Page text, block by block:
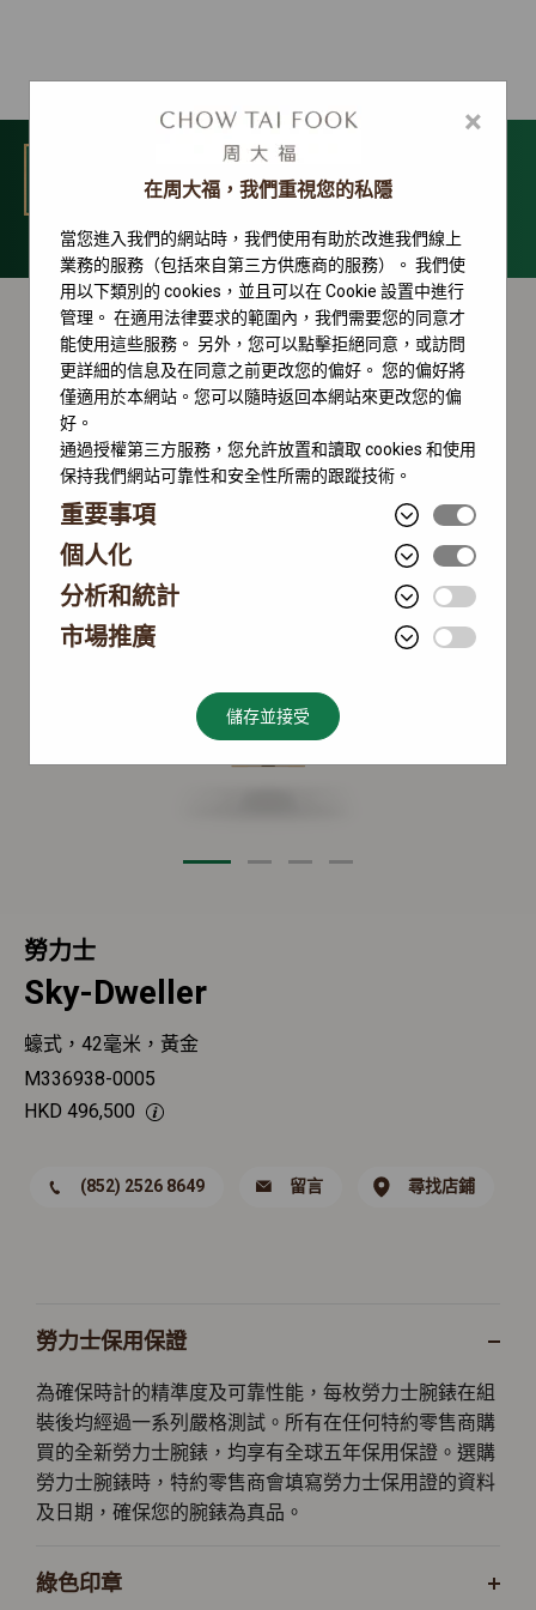
選單
Sky-Dweller 系列
勞力士
Sky-Dweller
蠔式，42毫米，黃金
M336938-0005
HKD 496,500
(852) 2526 8649 留言 尋找店鋪
勞力士保用保證
為確保時計的精準度及可靠性能，每枚勞力士腕錶在組
裝後均經過一系列嚴格測試。所有在任何特約零售商購
買的全新勞力士腕錶，均享有全球五年保用保證。選購
勞力士腕錶時，特約零售商會填寫勞力士保用證的資料
及日期，確保您的腕錶為真品。
綠色印章
×
在周大福，我們重視您的私隱
當您進入我們的網站時，我們使用有助於改進我們線上
業務的服務（包括來自第三方供應商的服務）。 我們使
用以下類別的 cookies，並且可以在 Cookie 設置中進行
管理。 在適用法律要求的範圍內，我們需要您的同意才
能使用這些服務。 另外，您可以點擊拒絕同意，或訪問
更詳細的信息及在同意之前更改您的偏好。 您的偏好將
僅適用於本網站。您可以隨時返回本網站來更改您的偏
好。
通過授權第三方服務，您允許放置和讀取 cookies 和使用
保持我們網站可靠性和安全性所需的跟蹤技術。
重要事項
個人化
分析和統計
市場推廣
儲存並接受